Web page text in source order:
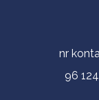
nr
96